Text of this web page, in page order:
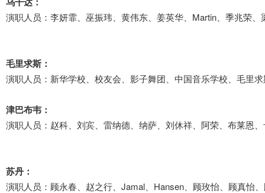
演职人员：李妍霏、巫振玮、黄伟东、姜英华、Martin、季兆荣
毛里求斯：
演职人员：新华学校、校友会、影子舞团、中国音乐学校、毛里
津巴布韦：
演职人员：赵科、刘宾、雷纳德、纳萨、刘休祥、阿荣、布莱恩
苏丹：
演职人员：顾永春、赵之行、Jamal、Hansen、顾玫怡、顾真怡